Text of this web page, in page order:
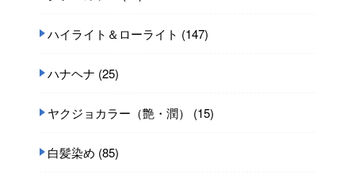
ハイライト＆ローライト (147)
ハナヘナ (25)
ヤクジョカラー（艶・潤） (15)
白髪染め (85)